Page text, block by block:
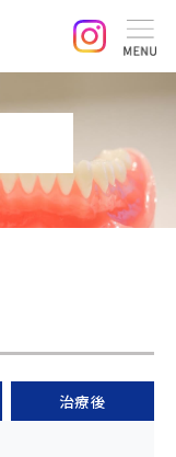
治療後